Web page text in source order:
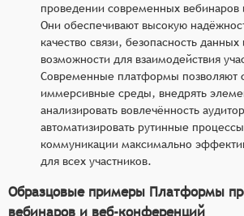
проведении современных
Они обеспечивают высокую
качество связи, безопасность
возможности для взаимодействия
Современные платформы позволяют
иммерсивные среды, внедрять
анализировать вовлечённость
автоматизировать рутинные
коммуникации максимально
для всех участников.
Образцовые примеры Платформы
вебинаров и веб-конференций